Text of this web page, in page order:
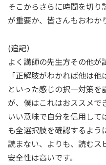
そこからさらに時間を切
が重要か、皆さんもおわか
(追記）
よく講師の先生方その他が
「正解肢がわかれば他は他
といった感じの択一対策
が、僕はこれはおススメで
いい意味で自分を信用して
も全選択肢を確認するよう
読まない、よりも、読むス
安全性は高いです。